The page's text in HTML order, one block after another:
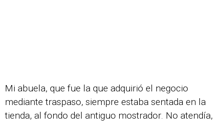
Mi abuela, que fue la que adquirió el negocio
mediante traspaso, siempre estaba sentada en la
tienda, al fondo del antiguo mostrador. No atendía,